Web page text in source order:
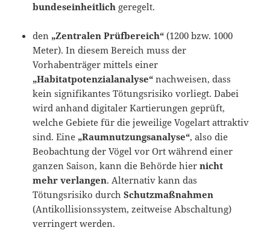
bundeseinheitlich geregelt.
den „Zentralen Prüfbereich“ (1200 bzw. 1000
Meter). In diesem Bereich muss der
Vorhabenträger mittels einer
„Habitatpotenzialanalyse“ nachweisen, dass
kein signifikantes Tötungsrisiko vorliegt. Dabei
wird anhand digitaler Kartierungen geprüft,
welche Gebiete für die jeweilige Vogelart attraktiv
sind. Eine „Raumnutzungsanalyse“, also die
Beobachtung der Vögel vor Ort während einer
ganzen Saison, kann die Behörde hiernicht
mehr verlangen. Alternativ kann das
Tötungsrisiko durchSchutzmaßnahmen
(Antikollisionssystem, zeitweise Abschaltung)
verringert werden.